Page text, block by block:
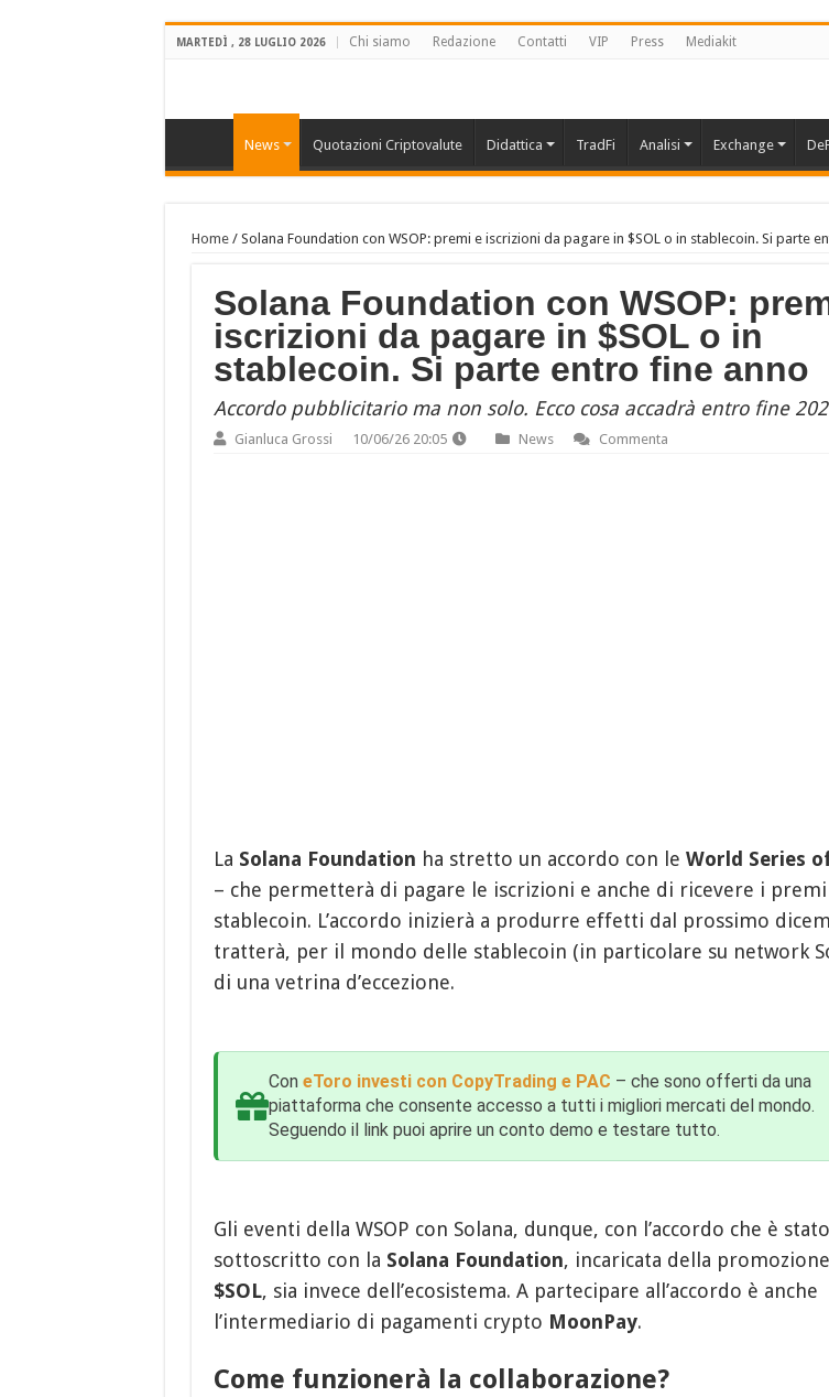
MARTEDÌ , 28 LUGLIO 2026 Chi siamo Redazione Contatti VIP Press Mediakit
News Quotazioni Criptovalute Didattica TradFi Analisi Exchange
Home/ Solana Foundation con WSOP: premi e iscrizioni da pagare in $SOL o in stablecoin. Si parte
Solana Foundation con WSOP:
iscrizioni da pagare in $SOL o in
stablecoin. Si parte entro fine anno
Accordo pubblicitario ma non solo. Ecco cosa accadrà entro fine
Gianluca Grossi 10/06/26 20:05 News Commenta
La Solana Foundation ha stretto un accordo con le World Series
– che permetterà di pagare le iscrizioni e anche di ricevere i
stablecoin. L’accordo inizierà a produrre effetti dal prossimo
tratterà, per il mondo delle stablecoin (in particolare su network
di una vetrina d’eccezione.
Con eToro investi con CopyTrading e PAC – che sono offerti da una
piattaforma che consente accesso a tutti i migliori mercati del mondo.
Seguendo il link puoi aprire un conto demo e testare tutto.
Gli eventi della WSOP con Solana, dunque, con l’accordo che è stato
sottoscritto con la Solana Foundation, incaricata della
$SOL, sia invece dell’ecosistema. A partecipare all’accordo è anche
l’intermediario di pagamenti crypto MoonPay.
Come funzionerà la collaborazione?